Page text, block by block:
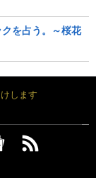
を占う。～桜花
します